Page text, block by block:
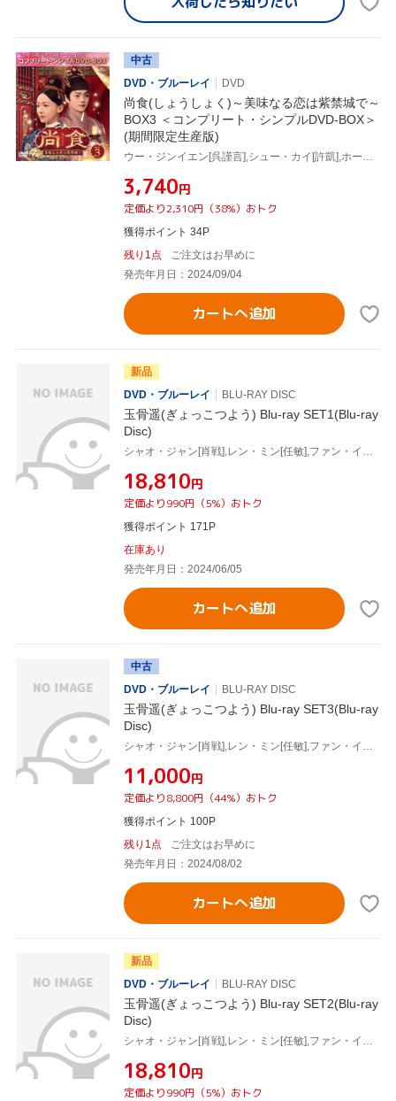
中古
DVD・ブルーレイ
DVD
尚食(しょうしょく)～美味なる恋は紫禁城で～
BOX3 ＜コンプリート・シンプルDVD-BOX＞
(期間限定生産版)
ウー・ジンイエン[呉謹言],シュー・カイ[許凱],ホー・ルイシエン[何瑞賢],ワン・チューラン[王楚然],ワン・イージョー[王一哲]
¥3,740円
定価より2,310円（38%）おトク
獲得ポイント 34P
残り1点
ご注文はお早めに
発売年月日：2024/09/04
カートへ追加
新品
DVD・ブルーレイ
BLU-RAY DISC
玉骨遥(ぎょっこつよう) Blu-ray SET1(Blu-ray
Disc)
シャオ・ジャン[肖戦],レン・ミン[任敏],ファン・イールン[方逸倫],ワン・チューラン[王楚然],ワン・ズーチー[王子奇]
¥18,810円
定価より990円（5%）おトク
獲得ポイント 171P
在庫あり
発売年月日：2024/06/05
カートへ追加
中古
DVD・ブルーレイ
BLU-RAY DISC
玉骨遥(ぎょっこつよう) Blu-ray SET3(Blu-ray
Disc)
シャオ・ジャン[肖戦],レン・ミン[任敏],ファン・イールン[方逸倫],ワン・チューラン[王楚然],ワン・ズーチー[王子奇]
¥11,000円
定価より8,800円（44%）おトク
獲得ポイント 100P
残り1点
ご注文はお早めに
発売年月日：2024/08/02
カートへ追加
新品
DVD・ブルーレイ
BLU-RAY DISC
玉骨遥(ぎょっこつよう) Blu-ray SET2(Blu-ray
Disc)
シャオ・ジャン[肖戦],レン・ミン[任敏],ファン・イールン[方逸倫],ワン・チューラン[王楚然],ワン・ズーチー[王子奇]
¥18,810円
定価より990円（5%）おトク